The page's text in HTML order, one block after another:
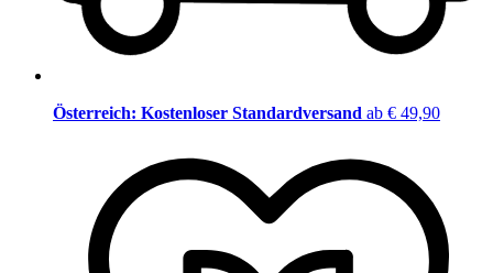
Österreich: Kostenloser Standardversand ab € 49,90